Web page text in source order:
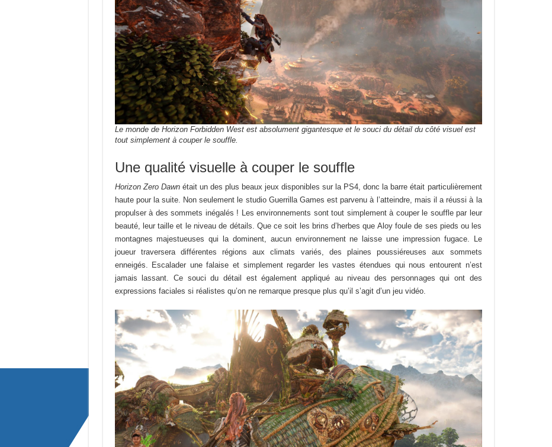
Le monde de Horizon Forbidden West est absolument gigantesque et le souci du détail du côté visuel est
tout simplement à couper le souffle.
Une qualité visuelle à couper le souffle
Horizon Zero Dawnétait un des plus beaux jeux disponibles sur la PS4, donc la barre était particulièrement
haute pour la suite. Non seulement le studio Guerrilla Games est parvenu à l’atteindre, mais il a réussi à la
propulser à des sommets inégalés ! Les environnements sont tout simplement à couper le souffle par leur
beauté, leur taille et le niveau de détails. Que ce soit les brins d’herbes que Aloy foule de ses pieds ou les
montagnes majestueuses qui la dominent, aucun environnement ne laisse une impression fugace. Le
joueur traversera différentes régions aux climats variés, des plaines poussiéreuses aux sommets
enneigés. Escalader une falaise et simplement regarder les vastes étendues qui nous entourent n’est
jamais lassant. Ce souci du détail est également appliqué au niveau des personnages qui ont des
expressions faciales si réalistes qu’on ne remarque presque plus qu’il s’agit d’un jeu vidéo.